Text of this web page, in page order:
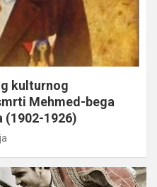
kulturnog
Mehmed-bega
(1902-1926)